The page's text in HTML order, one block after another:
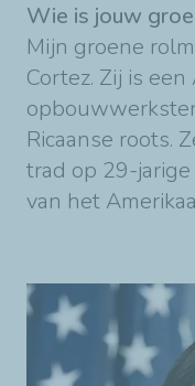
Wie is jouw
Mijn groene
Cortez. Zij is
Ricaanse roots.
trad op 29-
van het